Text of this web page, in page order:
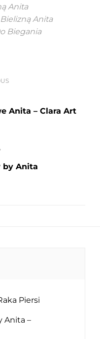
Anita
Anita
Biegania
Anita – Clara Art
by Anita
Piersi
Anita –